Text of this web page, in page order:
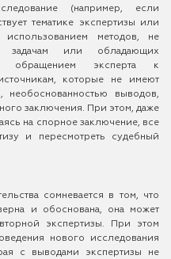
(например, если
тематике экспертизы или
использованием методов, не
задачам или обладающих
обращением эксперта к
которые не имеют
необоснованностью выводов,
заключения. При этом, даже
на спорное заключение, все
и пересмотреть судебный
сомневается в том, что
и обоснована, она может
экспертизы. При этом
нового исследования
с выводами экспертизы не